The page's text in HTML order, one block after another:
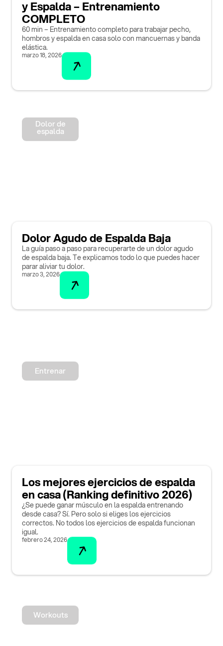
y Espalda – Entrenamiento
COMPLETO
60 min – Entrenamiento completo para trabajar pecho,
hombros y espalda en casa solo con mancuernas y banda
elástica.
marzo 18, 2026
Dolor de
espalda
Dolor Agudo de Espalda Baja
La guía paso a paso para recuperarte de un dolor agudo
de espalda baja. Te explicamos todo lo que puedes hacer
parar aliviar tu dolor.
marzo 3, 2026
Entrenar
Los mejores ejercicios de espalda
en casa (Ranking definitivo 2026)
¿Se puede ganar músculo en la espalda entrenando
desde casa? Sí. Pero solo si eliges los ejercicios
correctos. No todos los ejercicios de espalda funcionan
igual.
febrero 24, 2026
Workouts